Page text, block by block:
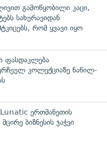
გამოწყობილი კაცი,
სახურავიდან
რომ ყვავი იყო
ფასდაკლება
კოლექციაზე ნაწილ-
ერთმანეთის
ბიზნესის ჯაჭვი